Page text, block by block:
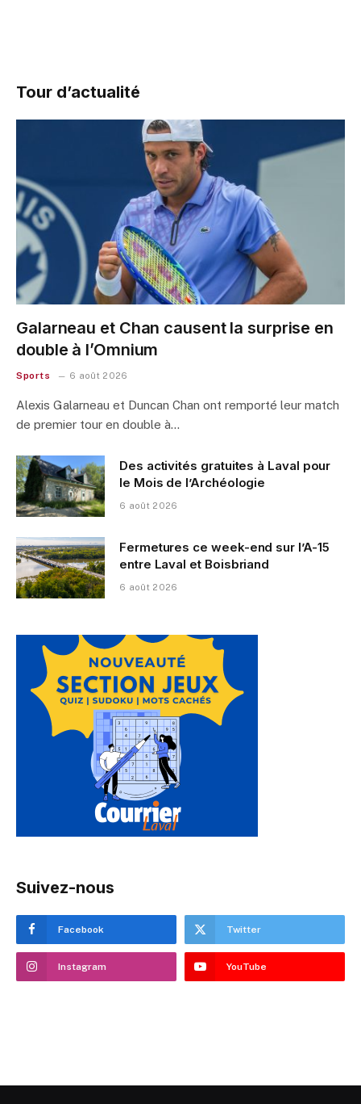
Tour d’actualité
Galarneau et Chan causent la surprise en
double à l’Omnium
Sports 6 août 2026
Alexis Galarneau et Duncan Chan ont remporté leur match
de premier tour en double à…
Des activités gratuites à Laval pour
le Mois de l’Archéologie
6 août 2026
Fermetures ce week-end sur l’A-15
entre Laval et Boisbriand
6 août 2026
Suivez-nous
Facebook Twitter
Instagram YouTube